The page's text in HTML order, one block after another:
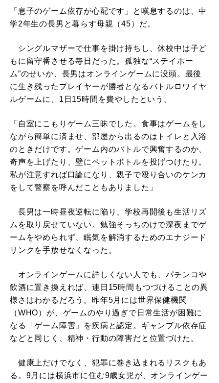
「息子のゲーム依存が心配です」と嘆息するのは、中
学2年生の長男と暮らす母親（45）だ。
シングルマザーで仕事を掛け持ちし、休校中は子ど
もに留守番させる毎日だった。孤独な“ステイホー
ム”のせいか、長男はオンラインゲームに没頭。最後
に生き残ったプレイヤーが勝者となるバトルロワイヤ
ルゲームに、1日15時間を費やしたという。
「自室にこもりゲーム三昧でした。食事はゲームをし
ながら簡単に済ませ、部屋から出るのはトイレと入浴
のときだけです。ゲーム内のバトルで興奮するのか、
奇声を上げたり、壁にペットボトルを投げつけたり。
私が注意すれば口論になり、親子で殴り合いのケンカ
をして警察を呼んだこともありました」
長男は一時昼夜逆転に陥り、学校再開後も生活リズ
ムを取り戻せていない。勉強そっちのけで深夜までゲ
ームをやめられず、眠気を解消するためのエナジード
リンクを手放せなくなった。
オンラインゲームに詳しくない人でも、パチンコや
飲酒に置き換えれば、連日15時間もつづけることの異
様さはわかるだろう。昨年5月には世界保健機関
（WHO）が、ゲームのやり過ぎで日常生活が困難に
なる「ゲーム障害」を疾病と認定。ギャンブル依存症
などと同じく、精神・行動の障害だと位置づけた。
健康上だけでなく、犯罪に巻き込まれるリスクもあ
る。9月には横浜市に住む9歳女児が、オンラインゲー